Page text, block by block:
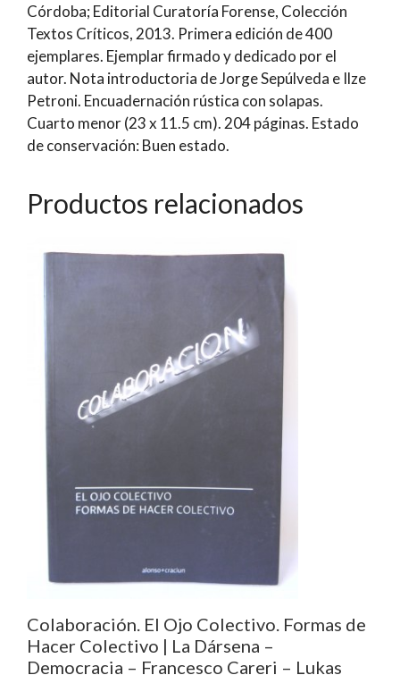
|
Justo
Pastor
Mellado
cantidad
Córdoba; Editorial Curatoría Forense, Colección
Textos Críticos, 2013. Primera edición de 400
ejemplares. Ejemplar firmado y dedicado por el
autor. Nota introductoria de Jorge Sepúlveda e Ilze
Petroni. Encuadernación rústica con solapas.
Cuarto menor (23 x 11.5 cm). 204 páginas. Estado
de conservación: Buen estado.
Productos relacionados
Colaboración. El Ojo Colectivo. Formas de
Hacer Colectivo | La Dársena –
Democracia – Francesco Careri – Lukas